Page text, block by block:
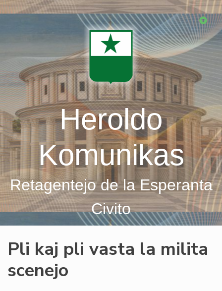
Skip
Heroldo
Komunikas
Retagentejo de la Esperanta
Civito
Pli kaj pli vasta la milita
scenejo